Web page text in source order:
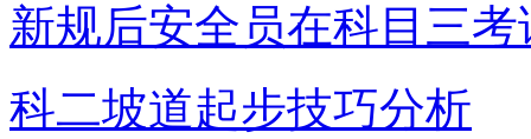
新规后安全员在科目三
科二坡道起步技巧分析